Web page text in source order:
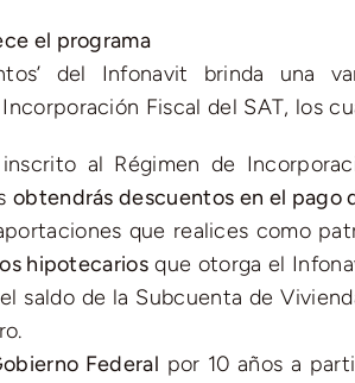
el programa
del Infonavit brinda una
Fiscal del SAT, los
al Régimen de
obtendrás descuentos en el pago
que realices como
hipotecarios que otorga el
el saldo de la Subcuenta de
Federal por 10 años a